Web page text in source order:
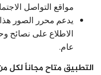
مواقع التواصل
الاطلاع على نصائح
عام.
التطبيق متاح مجاناً